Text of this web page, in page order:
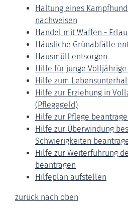
Haltung eines
nachweisen
Handel mit Waffen -
Häusliche Grünabfälle
Hausmüll entsorgen
Hilfe für junge Volljährige
Hilfe zum
Hilfe zur Erziehung in
(Pflegegeld)
Hilfe zur Pflege
Hilfe zur Überwindung
Schwierigkeiten
Hilfe zur Weiterführung
beantragen
Hilfeplan aufstellen
zurück nach oben